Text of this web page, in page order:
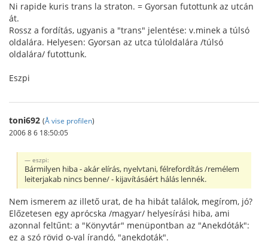
Ni rapide kuris trans la straton. = Gyorsan futottunk az utcán
át.
Rossz a fordítás, ugyanis a "trans" jelentése: v.minek a túlsó
oldalára. Helyesen: Gyorsan az utca túloldalára /túlsó
oldalára/ futottunk.
Eszpi
toni692 (Å vise profilen)
2006 8 6 18:50:05
eszpi:
Bármilyen hiba - akár elírás, nyelvtani, félrefordítás /remélem
leiterjakab nincs benne/ - kijavításáért hálás lennék.
Nem ismerem az illető urat, de ha hibát találok, megírom, jó?
Előzetesen egy aprócska /magyar/ helyesírási hiba, ami
azonnal feltűnt: a "Könyvtár" menüpontban az "Anekdóták":
ez a szó rövid o-val írandó, "anekdoták".